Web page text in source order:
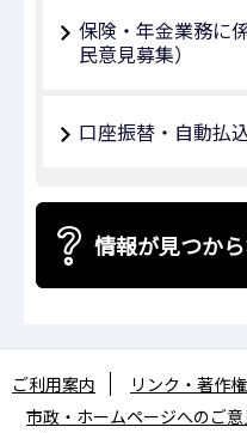
保険・年金業務に
民意見募集）
口座振替・自動払
情報が見つか
ご利用案内 リンク・著作
市政・ホームページへのご